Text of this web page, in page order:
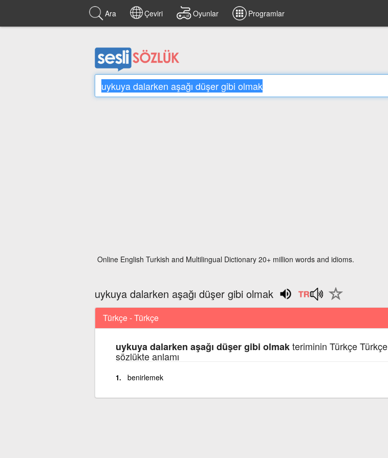
Ara Çeviri Oyunlar Programlar
Online English Turkish and Multilingual Dictionary 20+ million words and idioms.
uykuya dalarken aşağı düşer gibi olmak
Türkçe - Türkçe
uykuya dalarken aşağı düşer gibi olmakteriminin Türkçe Türkçe
sözlükte anlamı
benirlemek